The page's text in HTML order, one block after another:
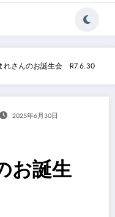
れさんのお誕生会 R7.6.30
2025年6月30日
お誕生